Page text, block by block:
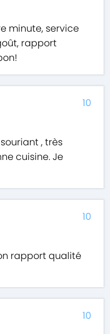
minute, service
rapport
, très
cuisine. Je
10
rapport qualité
10
10